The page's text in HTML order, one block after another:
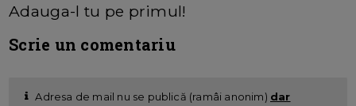
Adauga-l tu pe primul!
Scrie un comentariu
Adresa de mail nu se publică (ramâi anonim) dar